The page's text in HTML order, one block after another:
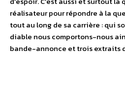
réalisateur pour répondre à la
tout au long de sa carrière : qui
diable nous comportons-nous
bande-annonce et trois extraits